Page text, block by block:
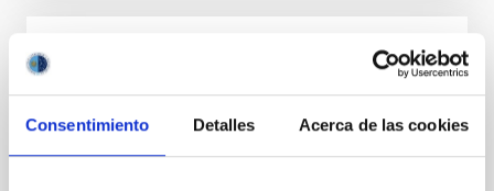
Consentimiento Detalles Acerca de las cookies
Actualización y Mejora Sustancial de
Actividades Relacionadas con la
Caracterización Atmosférica de los